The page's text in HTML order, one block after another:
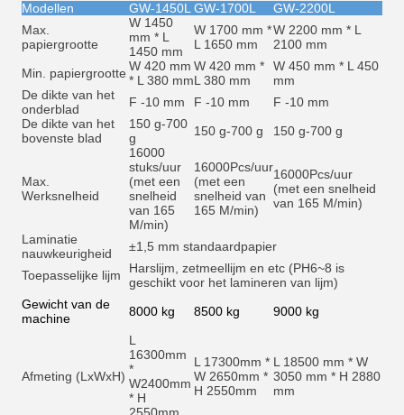
Modellen GW-1450L GW-1700L
GW-2200L
Max.
papiergrootte
W 1450
mm * L
1450 mm
W 1700 mm *
L 1650 mm
W 2200 mm * L
2100 mm
Min. papiergrootte W 420 mm
* L 380 mm
W 420 mm *
L 380 mm
W 450 mm * L 450
mm
De dikte van het
onderblad
F -10 mm F -10 mm
F -10 mm
De dikte van het
bovenste blad
150 g-700
g
150 g-700 g 150 g-700 g
Max.
Werksnelheid
16000
stuks/uur
(met een
snelheid
van 165
M/min)
16000Pcs/uur
(met een
snelheid van
165 M/min)
16000Pcs/uur
(met een snelheid
van 165 M/min)
Laminatie
nauwkeurigheid
±1,5 mm standaardpapier
Toepasselijke lijm
Harslijm, zetmeellijm en etc (PH6~8 is
geschikt voor het lamineren van lijm)
Gewicht van de
machine
8000 kg 8500 kg 9000 kg
Afmeting (LxWxH)
L
16300mm
*
W2400mm
* H
L 17300mm *
W 2650mm *
H 2550mm
L 18500 mm * W
3050 mm * H 2880
mm